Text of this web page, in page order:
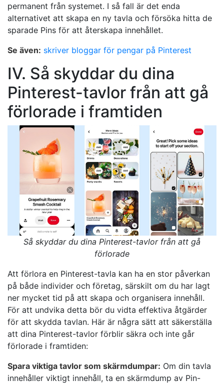
permanent från systemet. I så fall är det enda
alternativet att skapa en ny tavla och försöka hitta de
sparade Pins för att återskapa innehållet.
Se även: skriver bloggar för pengar på Pinterest
IV. Så skyddar du dina
Pinterest-tavlor från att gå
förlorade i framtiden
Så skyddar du dina Pinterest-tavlor från att gå
förlorade
Att förlora en Pinterest-tavla kan ha en stor påverkan
på både individer och företag, särskilt om du har lagt
ner mycket tid på att skapa och organisera innehåll.
För att undvika detta bör du vidta effektiva åtgärder
för att skydda tavlan. Här är några sätt att säkerställa
att dina Pinterest-tavlor förblir säkra och inte går
förlorade i framtiden:
Spara viktiga tavlor som skärmdumpar: Om din tavla
innehåller viktigt innehåll, ta en skärmdump av Pin-